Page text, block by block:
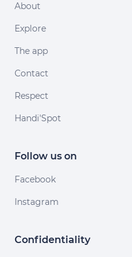
About
Explore
The app
Contact
Respect
Handi'Spot
Follow us on
Facebook
Instagram
Confidentiality